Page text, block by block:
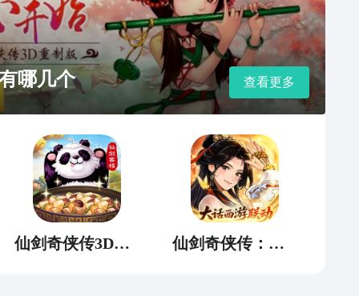
哪几个 查看更多
仙剑奇侠传3D回合 仙剑奇侠传：新的开始